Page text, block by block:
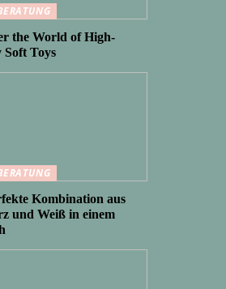
the World of High-
Soft Toys
Kombination aus
und Weiß in einem